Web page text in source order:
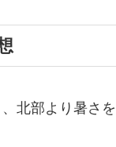
北部より暑さ